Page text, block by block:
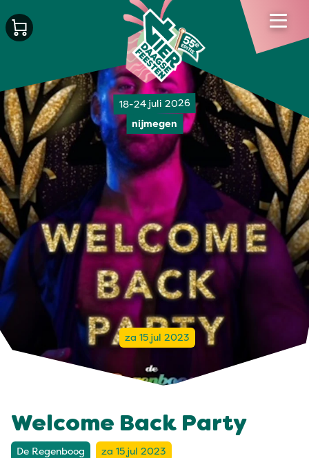
18-24 juli 2026
nijmegen
za 15 jul 2023
Welcome Back Party
De Regenboog za 15 jul 2023